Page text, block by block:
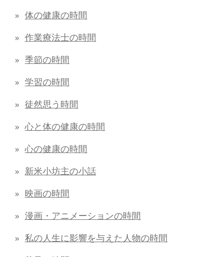
体の健康の時間
作業療法士の時間
季節の時間
学習の時間
徒然思う時間
心と体の健康の時間
心の健康の時間
新米小坊主の小話
映画の時間
漫画・アニメーションの時間
私の人生に影響を与えた人物の時間